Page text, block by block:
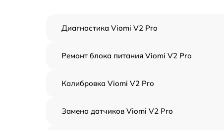
Диагностика Viomi V2 Pro
Ремонт блока питания Viomi V2 Pro
Калибровка Viomi V2 Pro
Замена датчиков Viomi V2 Pro